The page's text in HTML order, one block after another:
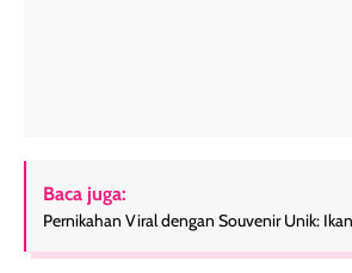
Baca juga:
Pernikahan Viral dengan Souvenir Unik: